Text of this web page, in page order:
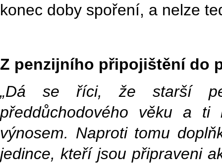
konec doby spoření, a nelze
Z penzijního připojištění do
„Dá se říci, že starší
předdůchodového věku a
výnosem. Naproti tomu
jedince, kteří jsou připraveni